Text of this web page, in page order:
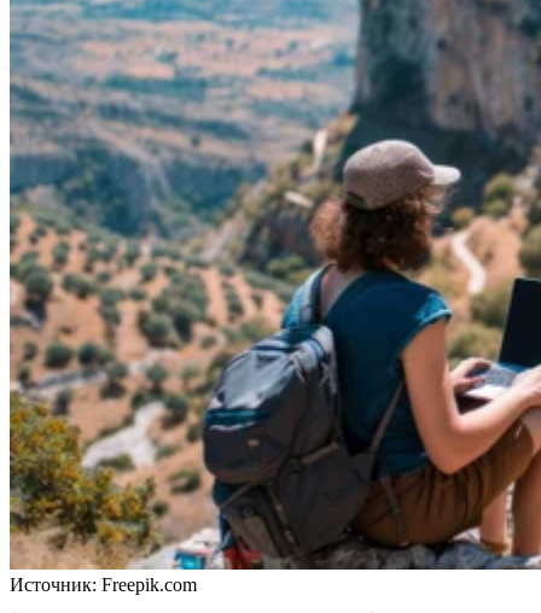
Источник: Freepik.com